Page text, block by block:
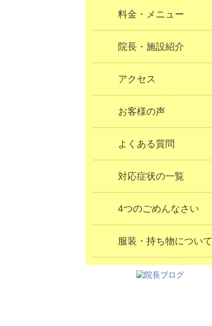
料金・メニュー
院長・施設紹介
アクセス
お客様の声
よくある質問
対応症状の一覧
4つのごめんなさい
服装・持ち物について